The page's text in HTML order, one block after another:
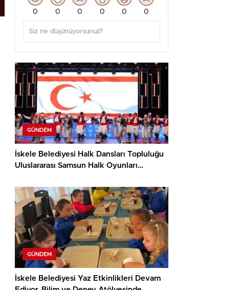
0 0 0 0 0 0
GÜNDEM
İskele Belediyesi Halk Dansları Topluluğu
Uluslararası Samsun Halk Oyunları
Ediyor
GÜNDEM
İskele Belediyesi Yaz Etkinlikleri Devam